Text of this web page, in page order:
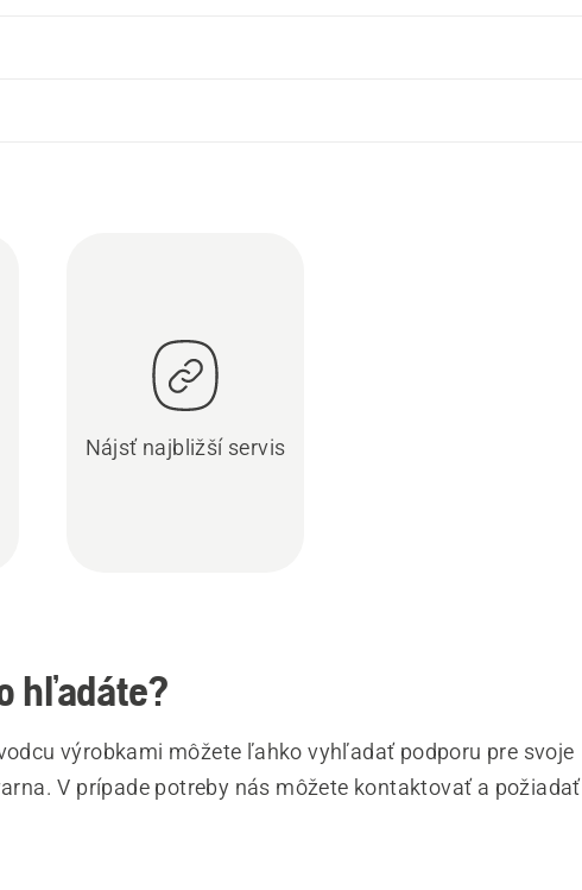
Nájsť najbližší servis
hľadáte?
výrobkami môžete ľahko vyhľadať podporu pre svoje
V prípade potreby nás môžete kontaktovať a požiadať